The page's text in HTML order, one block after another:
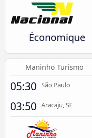
Économique
Maninho Turismo
05:30 São Paulo
03:50 Aracaju, SE